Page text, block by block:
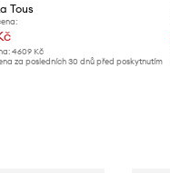
Tous
4609 Kč
za posledních 30 dnů před poskytnutím